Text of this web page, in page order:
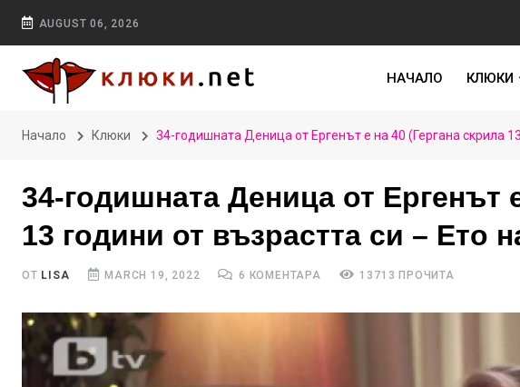
AUGUST 06, 2026
НАЧАЛО КЛЮКИ
Начало Клюки 34-годишната Деница от Ергенът е на 40 (Гергана скрила
34-годишната Деница от Ергенът
13 години от възрастта си – Ето
ОТ LISA MARCH 19, 2022 6 КОМЕНТАРА 13713 ПРОЧИТА